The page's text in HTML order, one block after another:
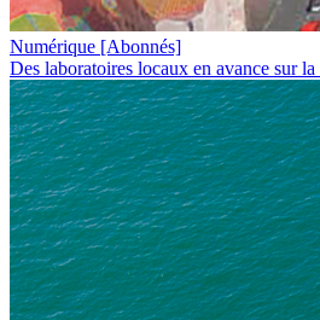
Numérique [Abonnés]
Des laboratoires locaux en avance sur